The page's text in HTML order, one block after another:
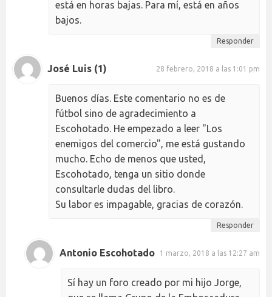
está en horas bajas. Para mí, está en años
bajos.
Responder
José Luis (1) 28 febrero, 2018 a las 1:01 pm
Buenos días. Este comentario no es de
fútbol sino de agradecimiento a
Escohotado. He empezado a leer "Los
enemigos del comercio", me está gustando
mucho. Echo de menos que usted,
Escohotado, tenga un sitio donde
consultarle dudas del libro.
Su labor es impagable, gracias de corazón.
Responder
Antonio Escohotado 1 marzo, 2018 a las 12:27 am
Sí hay un foro creado por mi hijo Jorge,